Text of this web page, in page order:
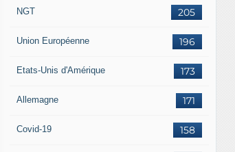
205
NGT
196
Union Européenne
173
Etats-Unis d'Amérique
171
Allemagne
158
Covid-19